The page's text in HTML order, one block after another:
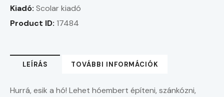
Kiadó: Scolar kiadó
Product ID: 17484
LEÍRÁS TOVÁBBI INFORMÁCIÓK
Hurrá, esik a hó! Lehet hóembert építeni, szánkózni,